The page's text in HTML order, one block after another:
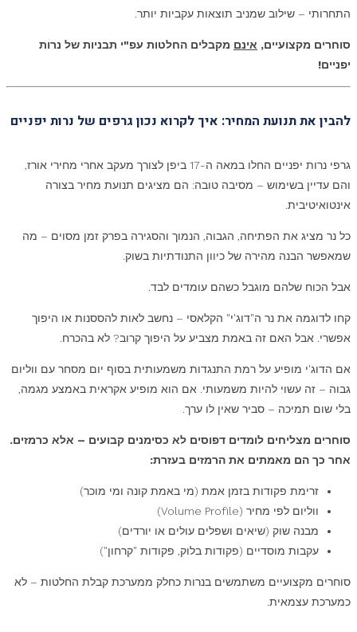
התחרותי – שילוב שמניב תוצאות עקביות יותר.
סוחרים מקצועיים, אינם מקבלים החלטות עפ"י תבניות של נרות
יפניים!
להבין את תנועת המחיר: איך לקרוא נכון גרפים של נרות יפניים
גרפי נרות יפניים החלו במאה ה-17 ביפן לצורך מעקב אחרי מחירי אורז,
והם עדיין בשימוש – מסיבה טובה: הם מציגים תנועת מחיר בצורה
אינטואיטיבית.
כל נר מציג את הפתיחה, הגבוה, הנמוך והסגירה בפרק זמן מסוים – מה
שמאפשר הבנה מהירה של כיוון התנודתיות בשוק.
אבל הכוח שלהם מוגבל כשהם עומדים לבד.
קחו לדוגמה את נר ה"דוג'י" הקלאסי – נחשב לאות להססנות או היפוך
אפשרי. אבל האם זה באמת מצביע על היפוך קרוב? לא בהכרח.
אם הדוג'י מופיע על רמת התנגדות משמעותית בסוף יום מסחר עם ווליום
גבוה – זה עשוי להיות משמעותי. אם הוא מופיע אקראית באמצע מגמה,
בלי שום תמיכה – סביר שאין לו ערך.
סוחרים מצליחים לומדים דפוסים לא כסימנים קבועים – אלא כרמזים.
אחר כך הם מאמתים את הרמזים בעזרת:
זרימת פקודות בזמן אמת (מי באמת קונה ומי מוכר)
ווליום לפי מחיר (Volume Profile)
מבנה שוק (שיאים ושפלים עולים או יורדים)
עקבות מוסדיים (פקודות בלוק, פקודות "קרחון")
סוחרים מקצועיים משתמשים בנרות כחלק ממערכת קבלת החלטות – לא
כמערכת עצמאית.